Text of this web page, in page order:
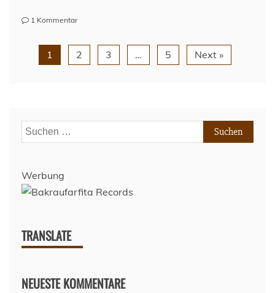
1 Kommentarzu
organisch
oder
Millerntor!
1 2 3 … 5 Next »
Suchen
nach:
Werbung
TRANSLATE
NEUESTE KOMMENTARE